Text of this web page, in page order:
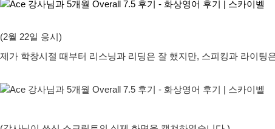
(2월 22일 응시)
제가 학창시절 때부터 리스닝과 리딩은 잘 했지만, 스피킹과 라이